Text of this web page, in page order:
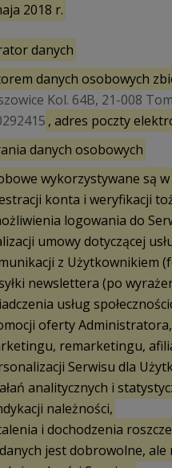
2018 r.
danych
danych osobowych
Kol. 64B, 21-008
, adres poczty
danych osobowych
wykorzystywane są w
konta i weryfikacji
logowania do
umowy dotyczącej
z Użytkownikiem
newslettera (po
usług
oferty Administratora,
remarketingu,
Serwisu dla
analitycznych i
należności,
i dochodzenia
jest dobrowolne,